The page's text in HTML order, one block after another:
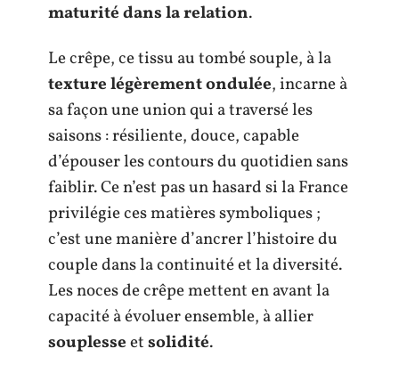
maturité dans la relation.
Le crêpe, ce tissu au tombé souple, à la
texture légèrement ondulée, incarne à
sa façon une union qui a traversé les
saisons : résiliente, douce, capable
d’épouser les contours du quotidien sans
faiblir. Ce n’est pas un hasard si la France
privilégie ces matières symboliques ;
c’est une manière d’ancrer l’histoire du
couple dans la continuité et la diversité.
Les noces de crêpe mettent en avant la
capacité à évoluer ensemble, à allier
souplesseetsolidité.